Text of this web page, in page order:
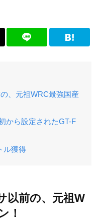
、元祖WRC最強国産
から設定されたGT-F
ル獲得
以前の、元祖W
！